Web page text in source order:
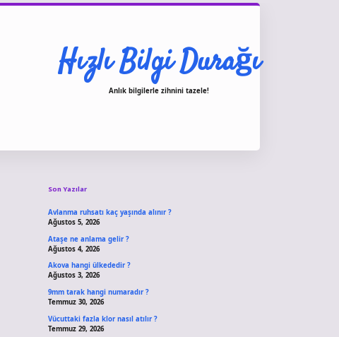
Hızlı Bilgi Durağı
Anlık bilgilerle zihnini tazele!
Son Yazılar
Avlanma ruhsatı kaç yaşında alınır ?
Ağustos 5, 2026
Ataşe ne anlama gelir ?
Ağustos 4, 2026
Akova hangi ülkededir ?
Ağustos 3, 2026
9mm tarak hangi numaradır ?
Temmuz 30, 2026
Vücuttaki fazla klor nasıl atılır ?
Temmuz 29, 2026